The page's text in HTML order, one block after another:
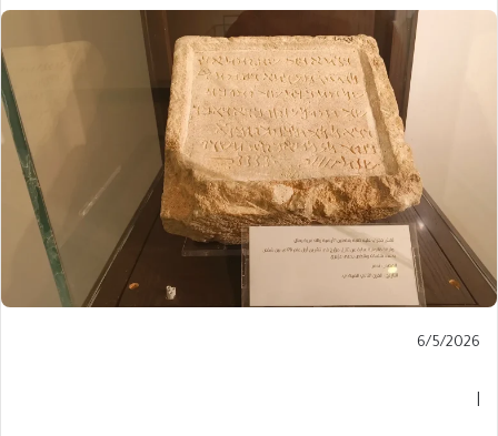
Published
6/5/2026